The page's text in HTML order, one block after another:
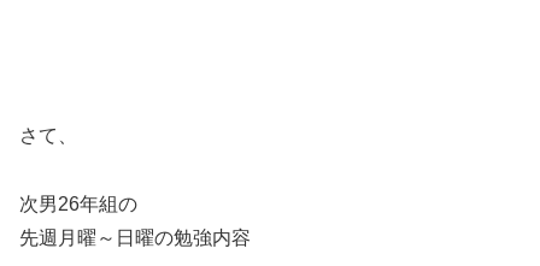
さて、
次男26年組の
先週月曜～日曜の勉強内容